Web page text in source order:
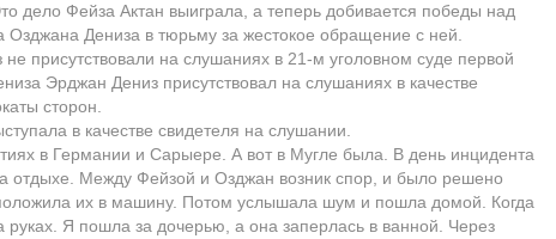
дело Фейза Актан выиграла, а теперь добивается победы над
Дениза в тюрьму за жестокое обращение с ней.
присутствовали на слушаниях в 21-м уголовном суде первой
Эрджан Дениз присутствовал на слушаниях в качестве
сторон.
в качестве свидетеля на слушании.
в Германии и Сарыере. А вот в Мугле была. В день инцидента
отдыхе. Между Фейзой и Озджан возник спор, и было решено
их в машину. Потом услышала шум и пошла домой. Когда
Я пошла за дочерью, а она заперлась в ванной. Через